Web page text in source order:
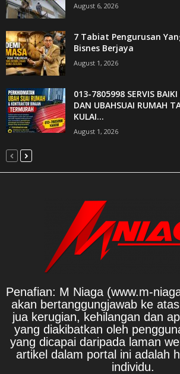
August 6, 2026
7 Tabiat Pengurusan
Bisnes Berjaya
August 1, 2026
013-7805998 SERVIS
DAN UBAHSUAI RUMAH
KULAI...
August 1, 2026
Penafian: M Niaga (www.m-
akan bertanggungjawab ke
jua kerugian, kehilangan dan
yang diakibatkan oleh
yang dicapai daripada laman
artikel dalam portal ini adalah
individu.